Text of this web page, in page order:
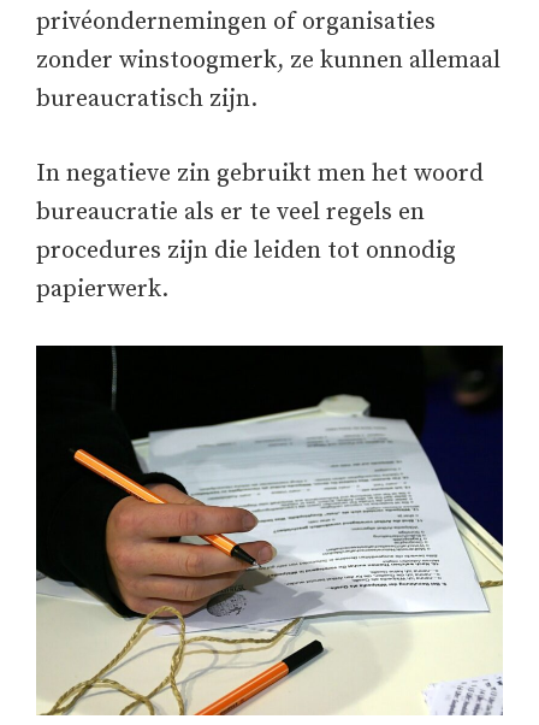
privéondernemingen of organisaties
zonder winstoogmerk, ze kunnen allemaal
bureaucratisch zijn.
In negatieve zin gebruikt men het woord
bureaucratie als er te veel regels en
procedures zijn die leiden tot onnodig
papierwerk.